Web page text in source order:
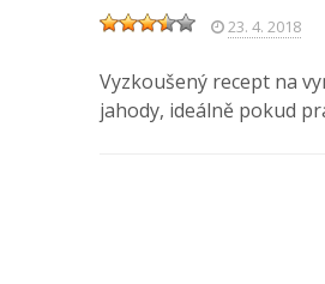
23. 4. 2018
Vyzkoušený recept na
jahody, ideálně pokud